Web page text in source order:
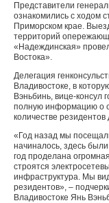
Представители
ознакомились с ходом
Приморском крае.
территорий
«Надеждинская»
Востока».
Делегация
Владивостоке, в
Вэньбинь, вице-консул
полную информацию о
количестве
«Год назад мы
начиналось, здесь
год проделана
строятся
инфраструктура. Мы
резидентов», –
Владивостоке Янь